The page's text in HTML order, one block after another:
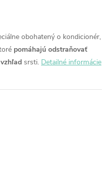
obohatený o kondicionér,
pomáhajú odstraňovať
srsti. Detailné informácie